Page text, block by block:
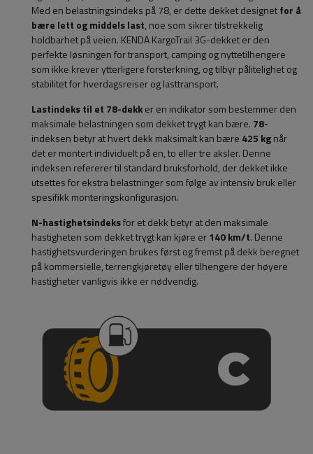
Med en belastningsindeks på 78, er dette dekket designetfor å
bære lett og middels last, noe som sikrer tilstrekkelig
holdbarhet på veien. KENDA KargoTrail 3G-dekket er den
perfekte løsningen for transport, camping og nyttetilhengere
som ikke krever ytterligere forsterkning, og tilbyr pålitelighet og
stabilitet for hverdagsreiser og lasttransport.
Lastindeks til et 78-dekker en indikator som bestemmer den
maksimale belastningen som dekket trygt kan bære. 78-
indeksen betyr at hvert dekk maksimalt kan bære 425 kgnår
det er montert individuelt på en, to eller tre aksler. Denne
indeksen refererer til standard bruksforhold, der dekket ikke
utsettes for ekstra belastninger som følge av intensiv bruk eller
spesifikk monteringskonfigurasjon.
N-hastighetsindeksfor et dekk betyr at den maksimale
hastigheten som dekket trygt kan kjøre er140 km/t. Denne
hastighetsvurderingen brukes først og fremst på dekk beregnet
på kommersielle, terrengkjøretøy eller tilhengere der høyere
hastigheter vanligvis ikke er nødvendig.